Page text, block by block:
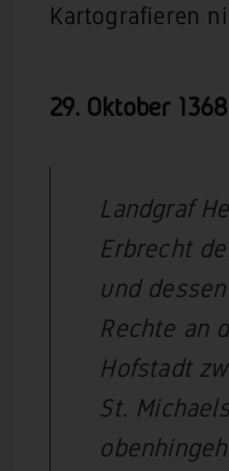
Kartografieren
29. Oktober 1368
Landgraf
Erbrecht
und
Rechte an
Hofstadt
St.